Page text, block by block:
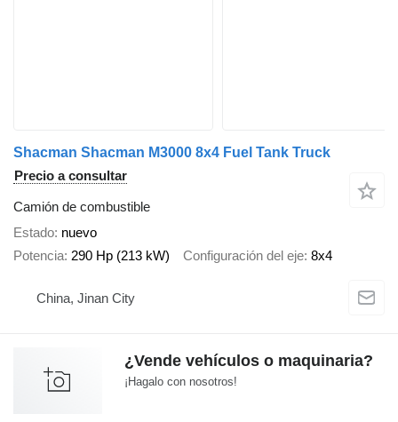
Shacman Shacman M3000 8x4 Fuel Tank Truck
Precio a consultar
Camión de combustible
Estado nuevo
Potencia 290 Hp (213 kW) Configuración del eje 8x4
China, Jinan City
¿Vende vehículos o maquinaria?
¡Hagalo con nosotros!